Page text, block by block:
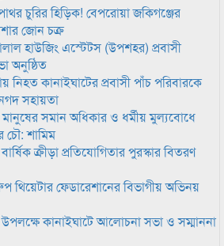
চুরির হিড়িক! বেপরোয়া জকিগঞ্জের
জোন চক্র
হাউজিং এস্টেটস (উপশহর) প্রবাসী
অনুষ্ঠিত
নিহত কানাইঘাটের প্রবাসী পাঁচ পরিবারকে
সহায়তা
সমান অধিকার ও ধর্মীয় মুল্যবোধে
চৌ: শামিম
বার্ষিক ক্রীড়া প্রতিযোগিতার পুরস্কার বিতরণ
থিয়েটার ফেডারেশানের বিভাগীয় অভিনয়
উপলক্ষে কানাইঘাটে আলোচনা সভা ও সম্মাননা